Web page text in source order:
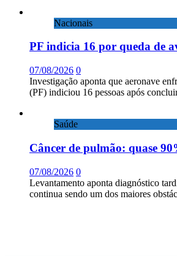
Nacionais
PF indicia 16 por queda de
07/08/2026 0
Investigação aponta que aeronave
(PF) indiciou 16 pessoas após
Saúde
Câncer de pulmão: quase
07/08/2026 0
Levantamento aponta diagnóstico
continua sendo um dos maiores